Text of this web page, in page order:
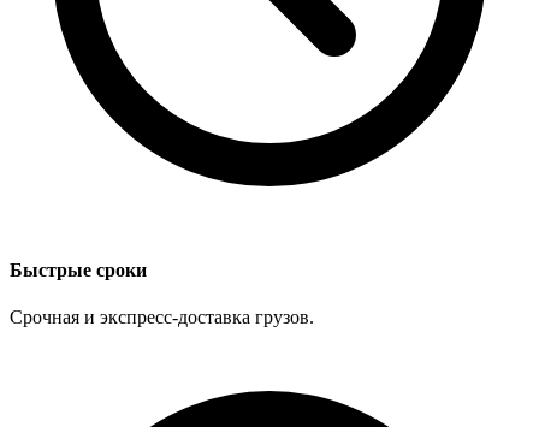
Быстрые сроки
Срочная и экспресс-доставка грузов.